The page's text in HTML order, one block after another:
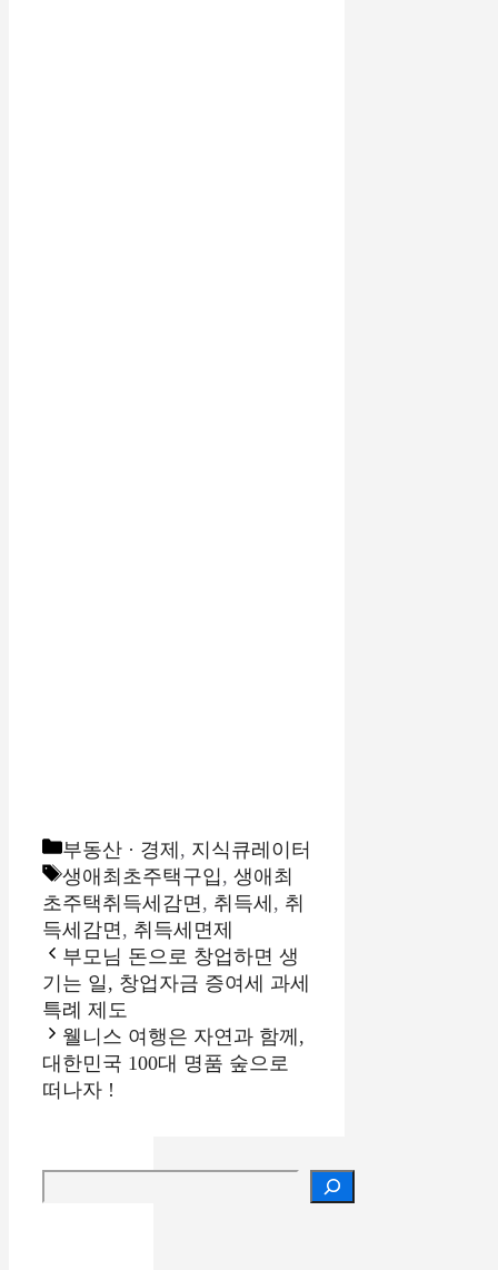
카
테
고
리
부동산 · 경제, 지식큐레이터
태
그
생애최초주택구입 , 생애최
초주택취득세감면 , 취득세, 취
득세감면 , 취득세면제
부모님 돈으로 창업하면 생
기는 일, 창업자금 증여세 과세
특례 제도
웰니스 여행은 자연과 함께,
대한민국 100대 명품 숲으로
떠나자 !